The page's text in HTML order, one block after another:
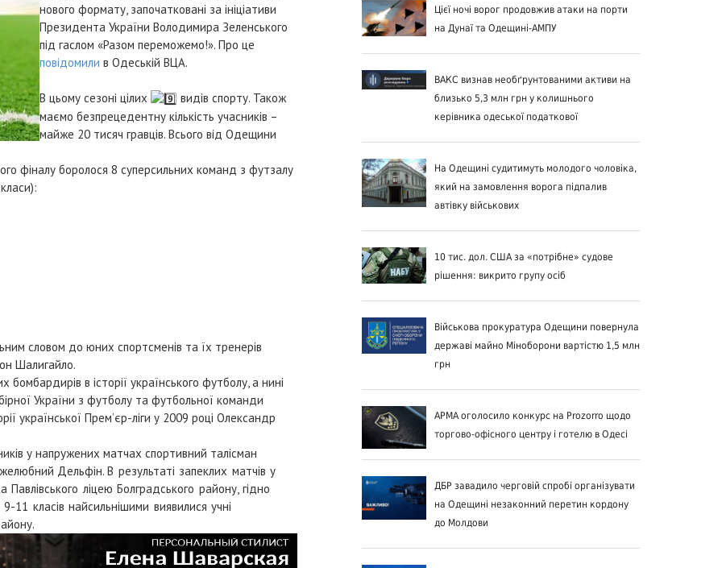
нового формату, започатковані за ініціативи
Президента України Володимира Зеленського
під гаслом «Разом переможемо!». Про це
повідомили в Одеській ВЦА.
В цьому сезоні цілих
видів спорту. Також
маємо безпрецедентну кількість учасників –
майже 20 тисяч гравців. Всього від Одещини
фіналу боролося 8 суперсильних команд з футзалу
словом до юних спортсменів та їх тренерів
Шалигайло.
в історії українського футболу, а нині
України з футболу та футбольної команди
української Прем’єр-ліги у 2009 році Олександр
у напружених матчах спортивний талісман
Дельфін. В результаті запеклих матчів у
ліцею Болградського району, гідно
11 класів найсильнішими виявилися учні
Цієї ночі ворог продовжив атаки на порти
на Дунаї та Одещині-АМПУ
ВАКС визнав необґрунтованими активи на
близько 5,3 млн грн у колишнього
керівника одеської податкової
На Одещині судитимуть молодого чоловіка,
який на замовлення ворога підпалив
автівку військових
10 тис. дол. США за «потрібне» судове
рішення: викрито групу осіб
Військова прокуратура Одещини повернула
державі майно Міноборони вартістю 1,5 млн
грн
АРМА оголосило конкурс на Prozorro щодо
торгово-офісного центру і готелю в Одесі
ДБР завадило черговій спробі організувати
на Одещині незаконний перетин кордону
до Молдови